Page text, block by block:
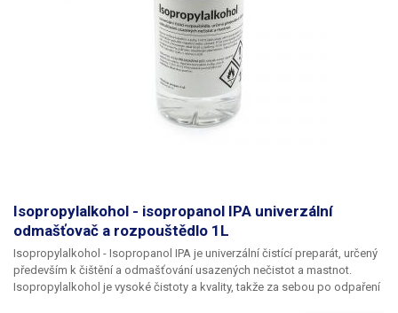
Isopropylalkohol - isopropanol IPA univerzální
odmašťovač a rozpouštědlo 1L
Isopropylalkohol - Isopropanol IPA je univerzální čistící preparát, určený
především k čištění a odmašťování usazených nečistot a mastnot.
Isopropylalkohol je vysoké čistoty a kvality, takže za sebou po odpaření